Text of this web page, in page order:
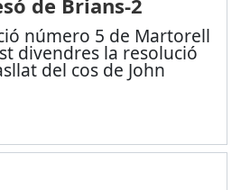
número 5 de Martorell
divendres la resolució
del cos de John